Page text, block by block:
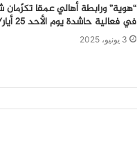
“هوية” ورابطة أهالي عمقا تكرّمان
في فعالية حاشدة يوم الأحد 25 أيار/مايو 2025
3 يونيو، 2025